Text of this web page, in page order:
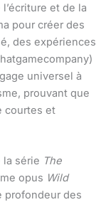
et de la
pour créer des
des expériences
universel à
prouvant que
courtes et
la série The
opus Wild
profondeur des